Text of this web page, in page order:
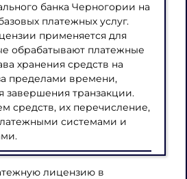
банка Черногории на
платежных услуг.
применяется для
обрабатывают платежные
хранения средств на
пределами времени,
завершения транзакции.
средств, их перечисление,
системами и
лицензию в